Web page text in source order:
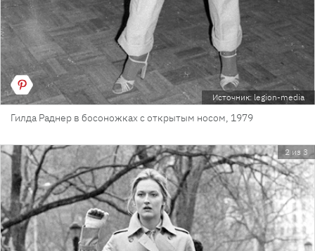
Источник: legion-media
Гилда Раднер в босоножках с открытым носом, 1979
2 из 3